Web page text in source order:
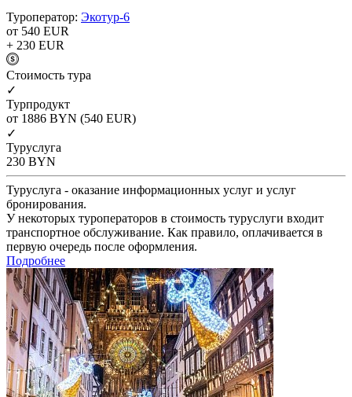
Туроператор: Экотур-6
от 540 EUR
+ 230 EUR
Cтоимость тура
✓
Турпродукт
от 1886 BYN (540 EUR)
✓
Туруслуга
230 BYN
Туруслуга - оказание информационных услуг и услуг
бронирования.
У некоторых туроператоров в стоимость туруслуги входит
транспортное обслуживание. Как правило, оплачивается в
первую очередь после оформления.
Подробнее